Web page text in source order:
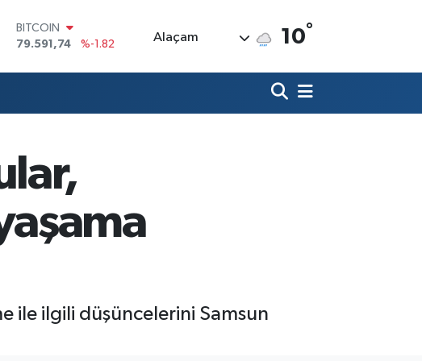
BITCOIN
79.591,74
%-1.82
45,43620
%0.02
G.ALTIN
6862,09000
BİST100
Alaçam 10°
ile ilgili düşüncelerini Samsun